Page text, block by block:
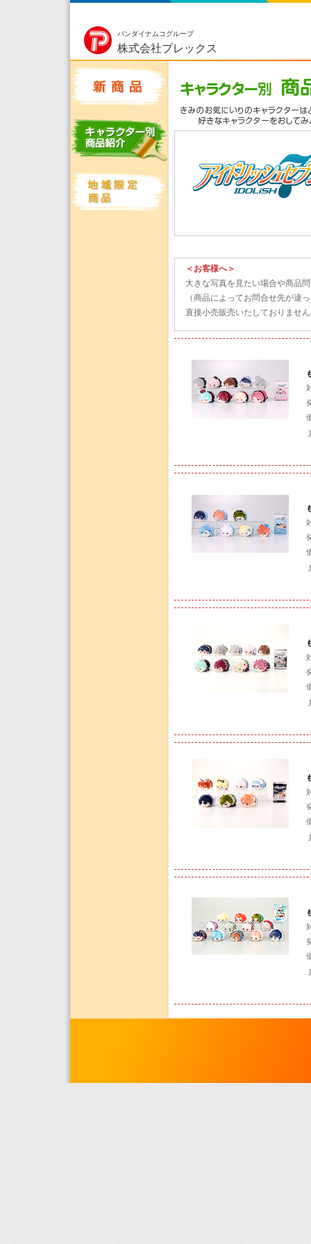
バンダイナムコグループ
株式会社プレックス
＜お客様へ＞
大きな写真を見たい場合や商品
（商品によってお問合せ先が違
直接小売販売いたしておりませ